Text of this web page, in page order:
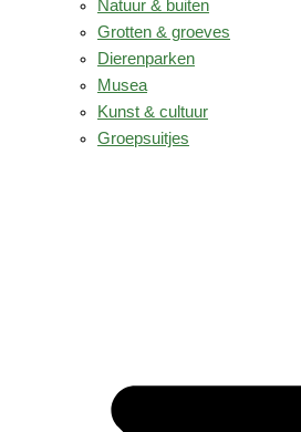
Natuur & buiten
Grotten & groeves
Dierenparken
Musea
Kunst & cultuur
Groepsuitjes